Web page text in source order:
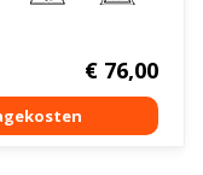
€76,00